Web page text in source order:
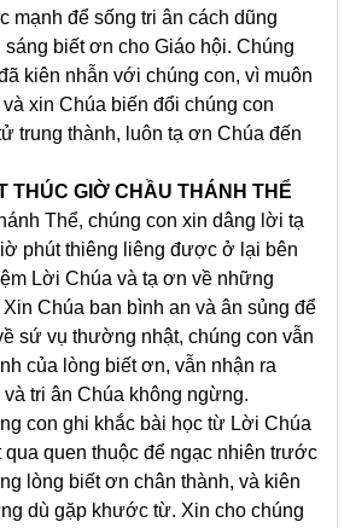
mạnh để sống tri ân cách dũng
biết ơn cho Giáo hội. Chúng
kiên nhẫn với chúng con, vì muôn
xin Chúa biến đổi chúng con
trung thành, luôn tạ ơn Chúa đến
THÚC GIỜ CHẦU THÁNH THỂ
Thể, chúng con xin dâng lời tạ
phút thiêng liêng được ở lại bên
Lời Chúa và tạ ơn về những
Chúa ban bình an và ân sủng để
sứ vụ thường nhật, chúng con vẫn
của lòng biết ơn, vẫn nhận ra
tri ân Chúa không ngừng.
con ghi khắc bài học từ Lời Chúa
qua quen thuộc để ngạc nhiên trước
lòng biết ơn chân thành, và kiên
dù gặp khước từ. Xin cho chúng